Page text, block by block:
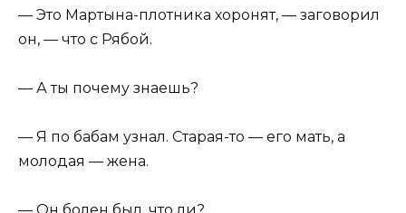
— Это Мартына-плотника хоронят, — заговорил
он, — что с Рябой.
— А ты почему знаешь?
— Я по бабам узнал. Старая-то — его мать, а
молодая — жена.